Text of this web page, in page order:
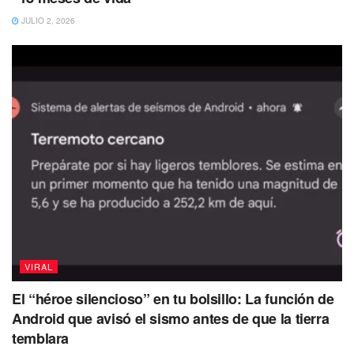
La misión espiritual de nuestros gatos
JULIO 2, 2026
VIRAL
El “héroe silencioso” en tu bolsillo: La función de
Android que avisó el sismo antes de que la tierra
temblara